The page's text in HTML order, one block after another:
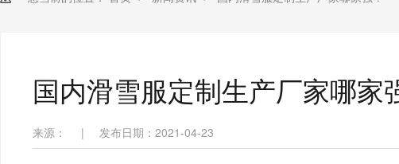
国内滑雪服定制生产厂家哪家
来源： | 发布日期：2021-04-23